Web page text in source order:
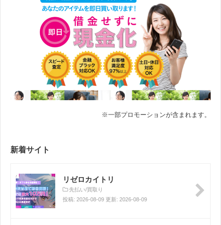
※一部プロモーションが含まれます。
新着サイト
リゼロカイトリ
先払い/買取り
投稿: 2026-08-09 更新: 2026-08-09